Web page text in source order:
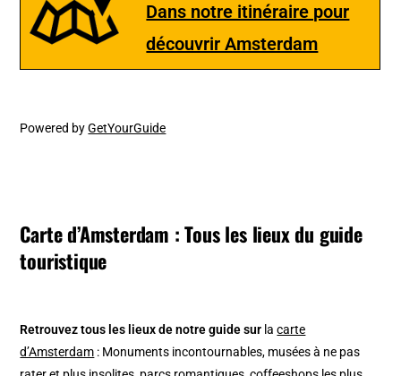
Dans notre itinéraire pour
découvrir Amsterdam
Powered byGetYourGuide
Carte d’Amsterdam : Tous les lieux du guide
touristique
Retrouvez tous les lieux de notre guide sur lacarte
d’Amsterdam : Monuments incontournables, musées à ne pas